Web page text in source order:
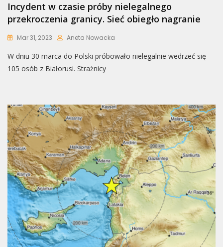
Incydent w czasie próby nielegalnego
przekroczenia granicy. Sieć obiegło nagranie
Mar 31, 2023 Aneta Nowacka
W dniu 30 marca do Polski próbowało nielegalnie wedrzeć się
105 osób z Białorusi. Strażnicy